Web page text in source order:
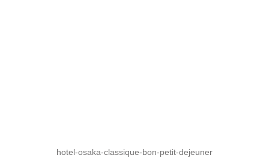
hotel-osaka-classique-bon-petit-dejeuner